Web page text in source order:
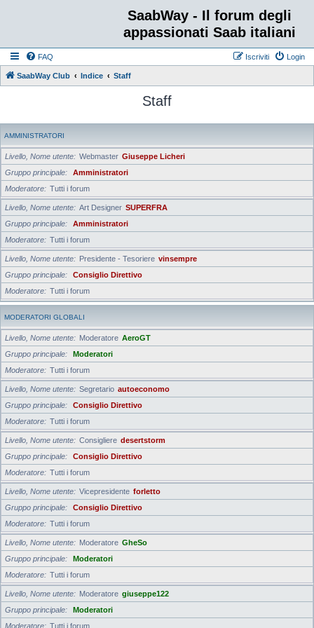
SaabWay - Il forum degli
appassionati Saab italiani
FAQ Login
Iscriviti
SaabWay Club Indice Staff
Staff
AMMINISTRATORI
Livello, Nome utente Webmaster Giuseppe Licheri
Gruppo principale
Amministratori
Moderatore
Tutti i forum
Livello, Nome utente Art Designer SUPERFRA
Gruppo principale
Amministratori
Moderatore
Tutti i forum
Livello, Nome utente Presidente - Tesoriere vinsempre
Gruppo principale
Consiglio Direttivo
Moderatore
Tutti i forum
MODERATORI GLOBALI
Livello, Nome utente Moderatore AeroGT
Gruppo principale
Moderatori
Moderatore
Tutti i forum
Livello, Nome utente Segretario autoeconomo
Gruppo principale
Consiglio Direttivo
Moderatore
Tutti i forum
Livello, Nome utente Consigliere desertstorm
Gruppo principale
Consiglio Direttivo
Moderatore
Tutti i forum
Livello, Nome utente Vicepresidente forletto
Gruppo principale
Consiglio Direttivo
Moderatore
Tutti i forum
Livello, Nome utente Moderatore GheSo
Gruppo principale
Moderatori
Moderatore
Tutti i forum
Livello, Nome utente Moderatore giuseppe122
Gruppo principale
Moderatori
Moderatore
Tutti i forum